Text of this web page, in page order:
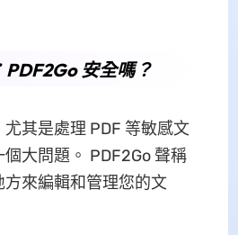
PDF2Go 安全嗎？
其是處理 PDF 等敏感文
大問題。 PDF2Go 聲稱
來編輯和管理您的文